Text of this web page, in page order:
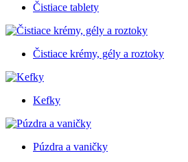
Čistiace tablety
Čistiace krémy, gély a roztoky
Kefky
Púzdra a vaničky